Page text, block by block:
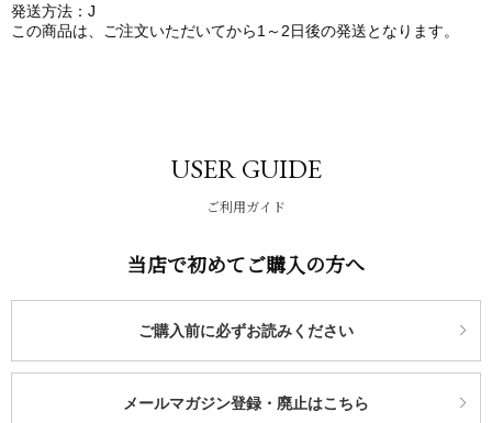
発送方法：J
この商品は、ご注文いただいてから1～2日後の発送となります。
USER GUIDE
ご利用ガイド
当店で初めてご購入の方へ
ご購入前に必ずお読みください
メールマガジン登録・廃止はこちら